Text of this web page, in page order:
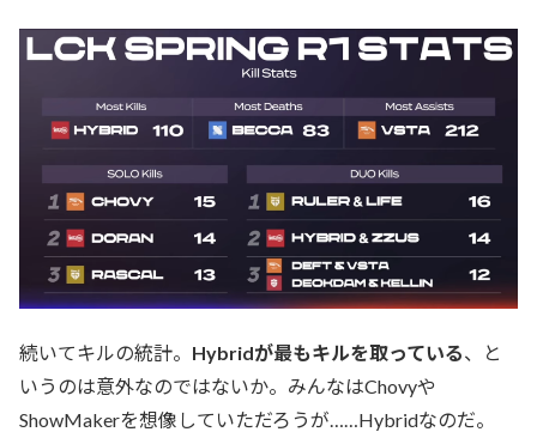
続いてキルの統計。 Hybridが最もキルを取っている、と
いうのは意外なのではないか。みんなはChovyや
ShowMakerを想像していただろうが……Hybridなのだ。